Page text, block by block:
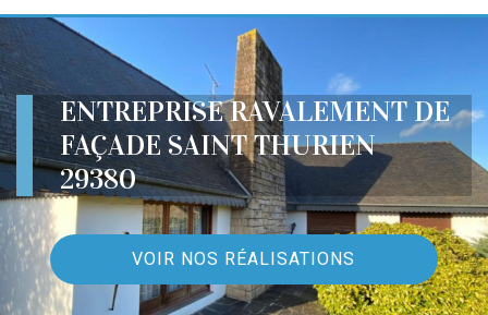
ENTREPRISE RAVALEMENT DE
FAÇADE SAINT THURIEN
29380
VOIR NOS RÉALISATIONS